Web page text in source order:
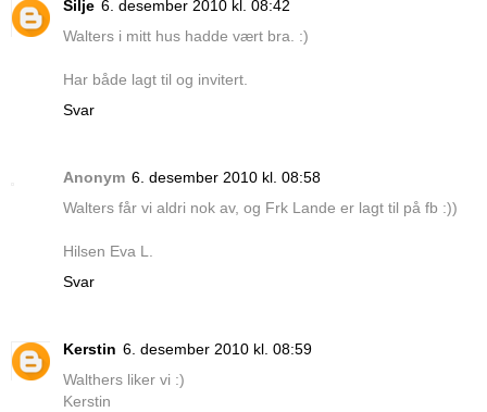
Silje 6. desember 2010 kl. 08:42
Walters i mitt hus hadde vært bra. :)
Har både lagt til og invitert.
Svar
Anonym 6. desember 2010 kl. 08:58
Walters får vi aldri nok av, og Frk Lande er lagt til på fb :))
Hilsen Eva L.
Svar
Kerstin 6. desember 2010 kl. 08:59
Walthers liker vi :)
Kerstin